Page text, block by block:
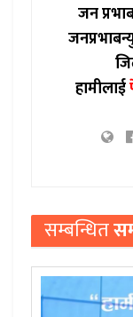
जन
हामीलाई
सम्बन्धित